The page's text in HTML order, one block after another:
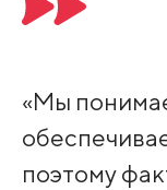
«Мы
поэтому